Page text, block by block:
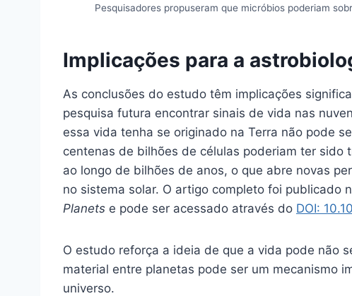
Pesquisadores propuseram que micróbios poderiam
Implicações para a
As conclusões do estudo têm implicações
pesquisa futura encontrar sinais de vida nas
essa vida tenha se originado na Terra não pode
centenas de bilhões de células poderiam ter sido
ao longo de bilhões de anos, o que abre novas
no sistema solar. O artigo completo foi publicado
Planets e pode ser acessado através do DOI:
O estudo reforça a ideia de que a vida pode não
material entre planetas pode ser um mecanismo
universo.